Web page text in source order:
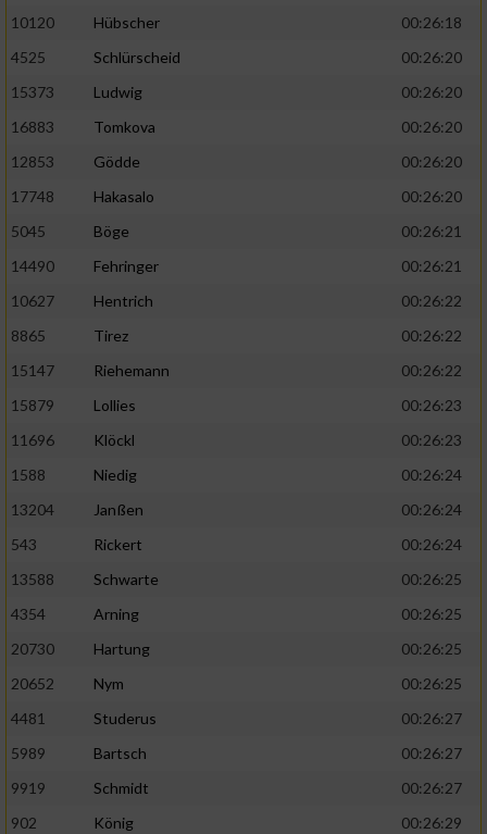
10120
Hübscher
00:26:18
4525
Schlürscheid
00:26:20
15373
Ludwig
00:26:20
16883
Tomkova
00:26:20
12853
Gödde
00:26:20
17748
Hakasalo
00:26:20
5045
Böge
00:26:21
14490
Fehringer
00:26:21
10627
Hentrich
00:26:22
8865
Tirez
00:26:22
15147
Riehemann
00:26:22
15879
Lollies
00:26:23
11696
Klöckl
00:26:23
1588
Niedig
00:26:24
13204
Janßen
00:26:24
543
Rickert
00:26:24
13588
Schwarte
00:26:25
4354
Arning
00:26:25
20730
Hartung
00:26:25
20652
Nym
00:26:25
4481
Studerus
00:26:27
5989
Bartsch
00:26:27
9919
Schmidt
00:26:27
902
König
00:26:29